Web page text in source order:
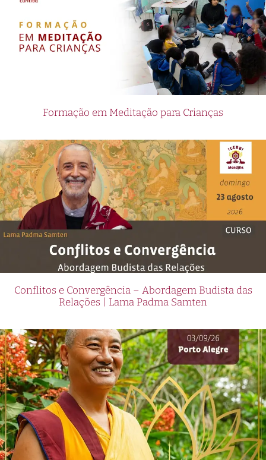
Formação em Meditação para Crianças
Conflitos e Convergência – Abordagem Budista das
Relações | Lama Padma Samten